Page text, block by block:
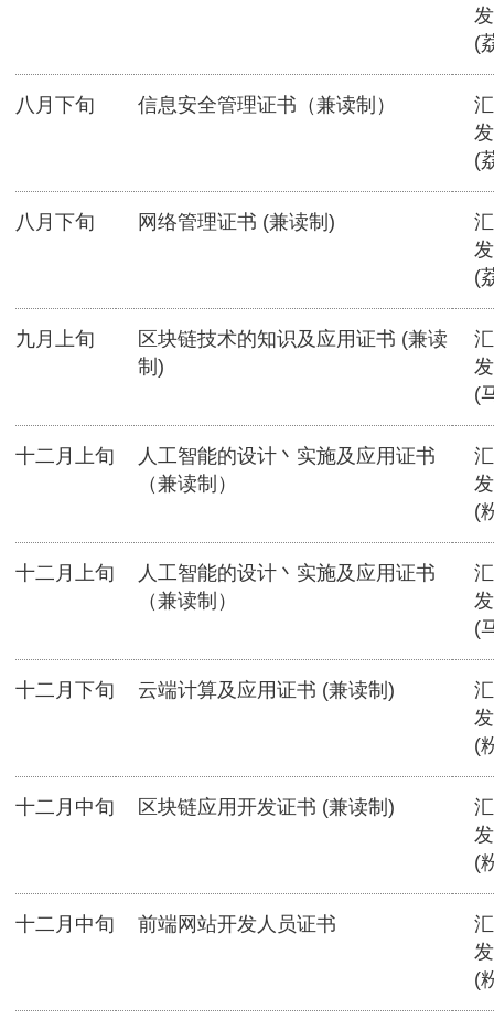
(
八月下旬 信息安全管理证书（兼读制）
(
八月下旬 网络管理证书 (兼读制)
(
九月上旬
区块链技术的知识及应用证书 (兼读
制)
(
十二月上旬
人工智能的设计丶实施及应用证书
（兼读制）
(
十二月上旬
人工智能的设计丶实施及应用证书
（兼读制）
(
十二月下旬 云端计算及应用证书 (兼读制)
(
十二月中旬 区块链应用开发证书 (兼读制)
(
十二月中旬 前端网站开发人员证书
(